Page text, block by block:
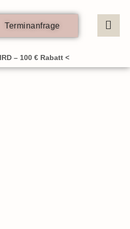
Terminanfrage
– 100 € Rabatt <